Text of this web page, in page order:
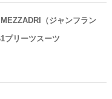
（ジャンフラン
プリーツスーツ